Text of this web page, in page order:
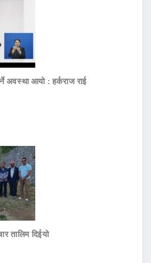
अवस्था आयो : हर्कराज राई
तालिम दिईयो